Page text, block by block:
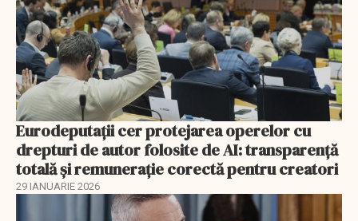
Eurodeputații cer protejarea operelor cu
drepturi de autor folosite de AI: transparență
totală și remunerație corectă pentru creatori
29 IANUARIE 2026